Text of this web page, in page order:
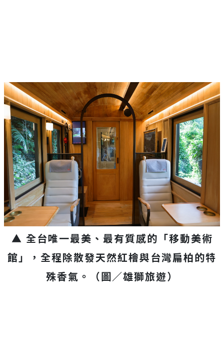
▲ 全台唯一最美、最有質感的「移動美術
館」，全程除散發天然紅檜與台灣扁柏的特
殊香氣。（圖／雄獅旅遊）